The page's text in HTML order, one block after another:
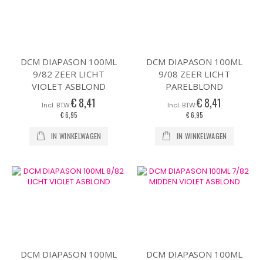
DCM DIAPASON 100ML
9/82 ZEER LICHT
VIOLET ASBLOND
€ 8,41
€ 6,95
IN WINKELWAGEN
DCM DIAPASON 100ML
9/08 ZEER LICHT
PARELBLOND
€ 8,41
€ 6,95
IN WINKELWAGEN
DCM DIAPASON 100ML
DCM DIAPASON 100ML